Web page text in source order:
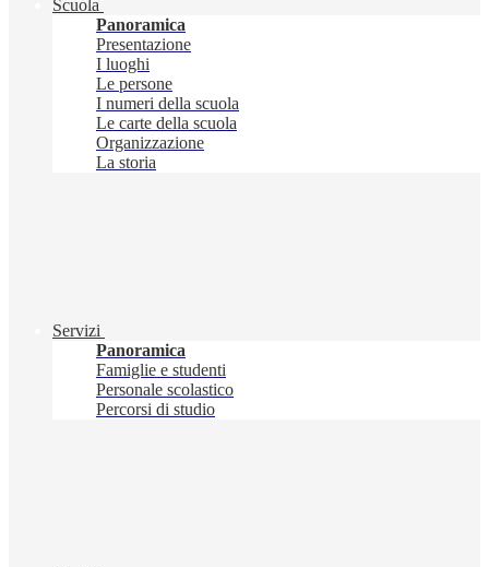
Scuola
Panoramica
Presentazione
I luoghi
Le persone
I numeri della scuola
Le carte della scuola
Organizzazione
La storia
Servizi
Panoramica
Famiglie e studenti
Personale scolastico
Percorsi di studio